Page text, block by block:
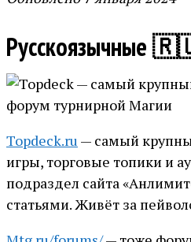
Русскоязычные
Topdeck.ru — самый
игры, торговые топики и
подраздел сайта
статьями. Живёт за